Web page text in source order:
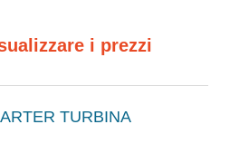
i prezzi
TURBINA